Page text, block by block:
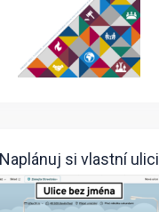
Naplánuj si vlastní ulici